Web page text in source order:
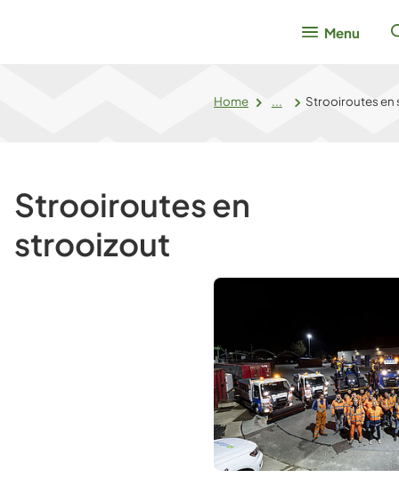
Menu
Home ... Strooiroutes en
Strooiroutes en
strooizout